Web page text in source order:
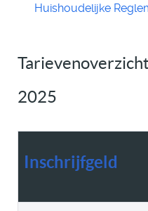
Huishoudelijke
2025
Inschrijfgeld